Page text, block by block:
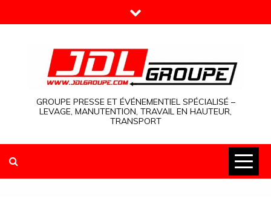
to
GROUPE PRESSE ET ÉVÉNEMENTIEL SPÉCIALISÉ –
LEVAGE, MANUTENTION, TRAVAIL EN HAUTEUR,
TRANSPORT